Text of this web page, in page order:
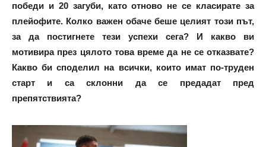
победи и 20 загуби, като отново не се класирате за
плейофите. Колко важен обаче беше целият този път,
за да постигнете тези успехи сега? И какво ви
мотивира през цялото това време да не се отказвате?
Какво би споделил на всички, които имат по-труден
старт и са склонни да се предадат пред
препятствията?